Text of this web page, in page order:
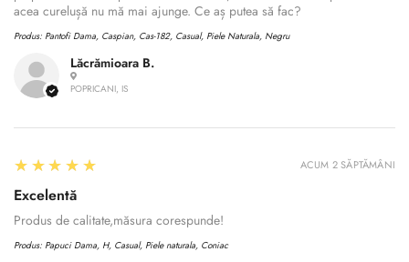
Lăcrămioara B.
POPRICANI, IS
acea curelușă nu mă mai ajunge. Ce aș putea să fac?
Produs: Pantofi Dama, Caspian, Cas-182, Casual, Piele Naturala, Negru
5
★★★★★
Excelentă
Produs de calitate,măsura corespunde!
Produs: Papuci Dama, H, Casual, Piele naturala, Coniac
ACUM 2 SĂPTĂMÂNI